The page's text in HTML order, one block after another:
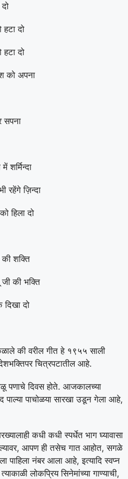
दो
दो
को अपना
सपना
शर्मिन्दा
रहेंगे ज़िन्दा
हिला दो
शक्ति
जी की भक्ति
दो
की वरील गीत हे १९५५ साली
चित्रपटातील आहे.
पणाचे दिवस होते. आजकालच्या
पाचोळया सारखा उडून गेला आहे,
कधी कधी स्पर्धेत भाग घ्यावासा
आपण ही तसेच गात आहोत, सगळे
पाहिला नंबर आला आहे, इत्यादि स्वप्न
लोकप्रिय सिनेमांच्या गाण्याची,